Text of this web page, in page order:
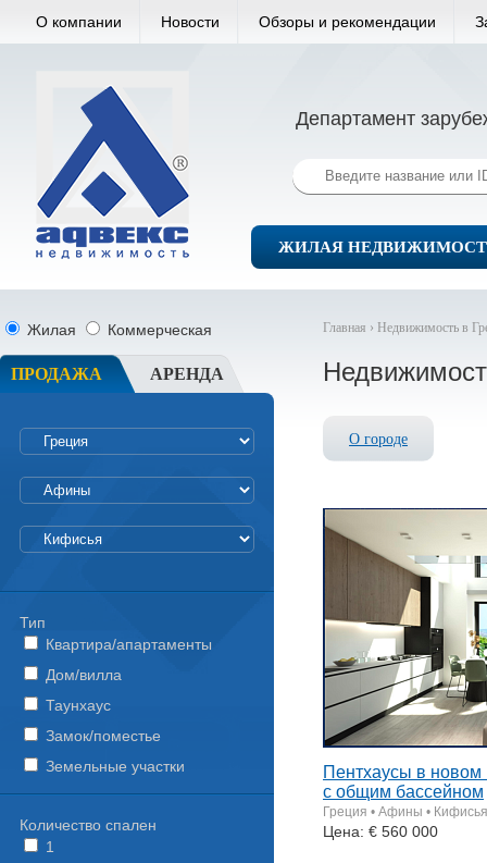
О компании Новости Обзоры и рекомендации
Департамент
ЖИЛАЯ
Главная › Недвижимость в
О городе
Пентхаусы в новом
с общим бассейном
Греция • Афины • Кифисья
Цена: € 560 000
Жилая Коммерческая
ПРОДАЖА АРЕНДА
Тип
Квартира/апартаменты
Дом/вилла
Таунхаус
Замок/поместье
Земельные участки
Количество спален
1